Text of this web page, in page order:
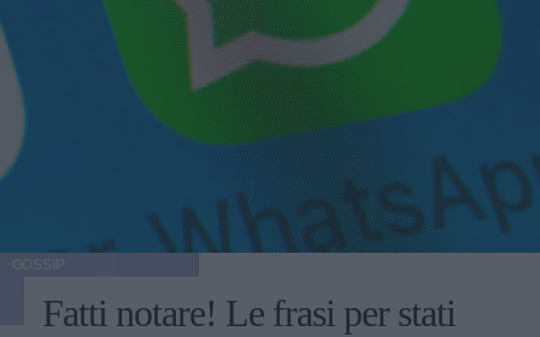
Fatti notare! Le frasi per stati